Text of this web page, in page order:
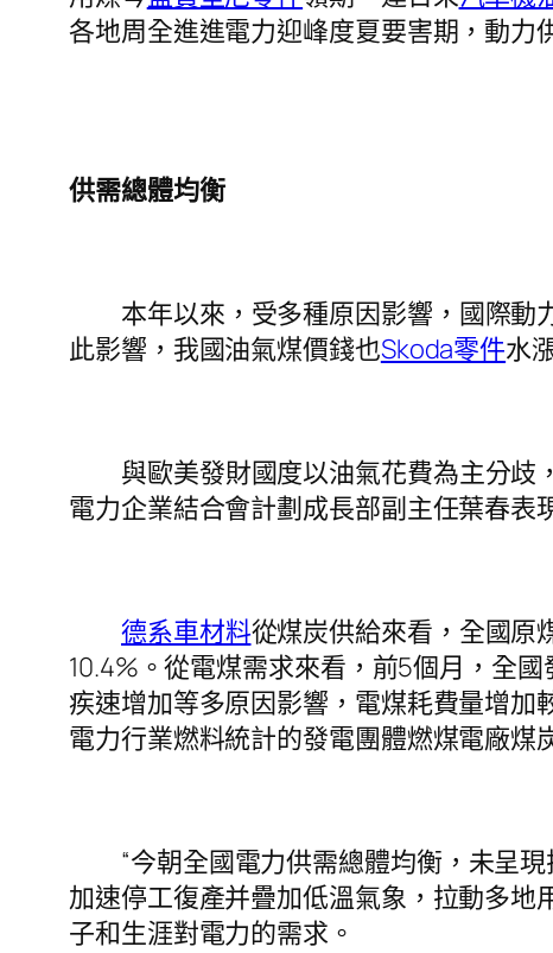
各地周全進進電力迎峰度夏要害期，動力
供需總體均衡
本年以來，受多種原因影響，國際動
此影響，我國油氣煤價錢也Skoda零件水
與歐美發財國度以油氣花費為主分
電力企業結合會計劃成長部副主任葉春表
德系車材料從煤炭供給來看，全國原
10.4%。從電煤需求來看，前5個月，全
疾速增加等多原因影響，電煤耗費量增
電力行業燃料統計的發電團體燃煤電廠煤
“今朝全國電力供需總體均衡，未呈
加速停工復產并疊加低溫氣象，拉動多
子和生涯對電力的需求。